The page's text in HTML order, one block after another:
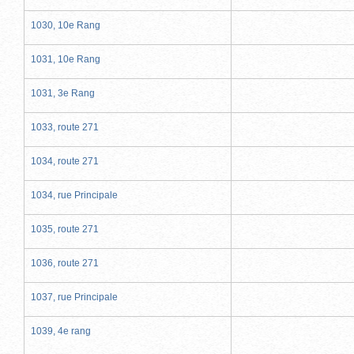
1030, 10e Rang
1031, 10e Rang
1031, 3e Rang
1033, route 271
1034, route 271
1034, rue Principale
1035, route 271
1036, route 271
1037, rue Principale
1039, 4e rang